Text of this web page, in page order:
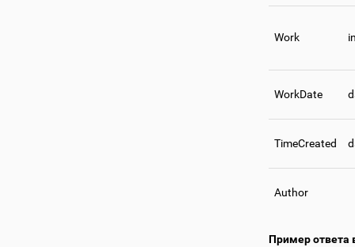
Work
WorkDate
TimeCreated
Author
Пример ответа